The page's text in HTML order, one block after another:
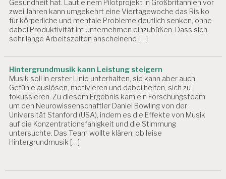
S
B
E
R
T
EI
L
U
N
G
G
E
Gesundheit hat. Laut einem Pilotprojekt in Großbritannien vor
zwei Jahren kann umgekehrt eine Viertagewoche das Risiko
für körperliche und mentale Probleme deutlich senken, ohne
dabei Produktivität im Unternehmen einzubüßen. Dass sich
sehr lange Arbeitszeiten anscheinend […]
Hintergrundmusik kann Leistung steigern
Musik soll in erster Linie unterhalten, sie kann aber auch
Gefühle auslösen, motivieren und dabei helfen, sich zu
fokussieren. Zu diesem Ergebnis kam ein Forschungsteam
um den Neurowissenschaftler Daniel Bowling von der
Universität Stanford (USA), indem es die Effekte von Musik
auf die Konzentrationsfähigkeit und die Stimmung
untersuchte. Das Team wollte klären, ob leise
Hintergrundmusik […]